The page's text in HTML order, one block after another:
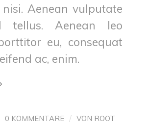
nisi. Aenean vulputate
tellus. Aenean leo
eu, consequat
ac, enim.
0 KOMMENTARE / VON ROOT